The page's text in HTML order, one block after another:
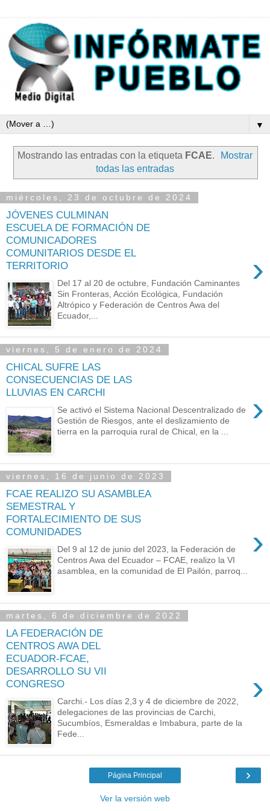
▼
Mostrando las entradas con la etiqueta FCAE.
Mostrar
todas las entradas
miércoles, 23 de octubre de 2024
JÓVENES CULMINAN
ESCUELA DE FORMACIÓN DE
COMUNICADORES
COMUNITARIOS DESDE EL
TERRITORIO
›
Del 17 al 20 de octubre, Fundación Caminantes
Sin Fronteras, Acción Ecológica, Fundación
Altrópico y Federación de Centros Awa del
Ecuador,...
viernes, 5 de enero de 2024
CHICAL SUFRE LAS
CONSECUENCIAS DE LAS
LLUVIAS EN CARCHI
›
Se activó el Sistema Nacional Descentralizado de
Gestión de Riesgos, ante el deslizamiento de
tierra en la parroquia rural de Chical, en la ...
viernes, 16 de junio de 2023
FCAE REALIZO SU ASAMBLEA
SEMESTRAL Y
FORTALECIMIENTO DE SUS
COMUNIDADES
›
Del 9 al 12 de junio del 2023, la Federación de
Centros Awa del Ecuador – FCAE, realizo la VI
asamblea, en la comunidad de El Pailón, parroq...
martes, 6 de diciembre de 2022
LA FEDERACIÓN DE
CENTROS AWA DEL
ECUADOR-FCAE,
DESARROLLO SU VII
CONGRESO
›
Carchi.- Los días 2,3 y 4 de diciembre de 2022,
delegaciones de las provincias de Carchi,
Sucumbíos, Esmeraldas e Imbabura, parte de la
Fede...
›
Página Principal
Ver la versión web